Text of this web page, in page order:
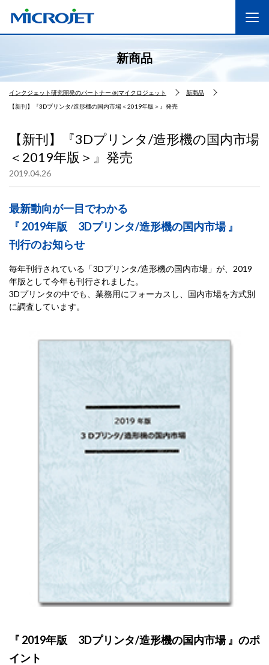
新商品
インクジェット研究開発のパートナー ㈱マイクロジェット
新商品
【新刊】『3Dプリンタ/造形機の国内市場＜2019年版＞』発売
【新刊】『3Dプリンタ/造形機の国内市場
＜2019年版＞』発売
2019.04.26
最新動向が一目でわかる
『 2019年版 3Dプリンタ/造形機の国内市場 』
刊行のお知らせ
毎年刊行されている「3Dプリンタ/造形機の国内市場」が、2019
年版として今年も刊行されました。
3Dプリンタの中でも、業務用にフォーカスし、国内市場を方式別
に調査しています。
『 2019年版 3Dプリンタ/造形機の国内市場 』のポ
イント